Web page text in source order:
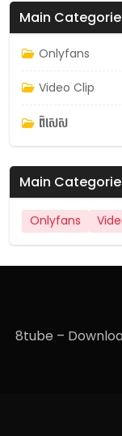
Main
Onlyfans
Video Clip
ពិសេស
Main
Onlyfans
8tube –